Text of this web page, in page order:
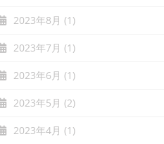
2023年8月 (1)
2023年7月 (1)
2023年6月 (1)
2023年5月 (2)
2023年4月 (1)